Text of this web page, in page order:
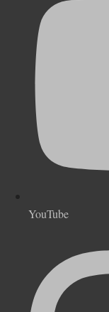
YouTube